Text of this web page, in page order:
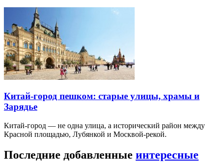
Китай-город пешком: старые улицы, храмы и
Зарядье
Китай-город — не одна улица, а исторический район между
Красной площадью, Лубянкой и Москвой-рекой.
Последние добавленные интересные